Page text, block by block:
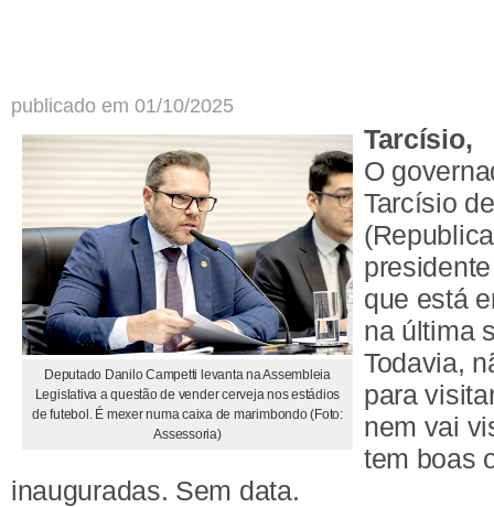
publicado em 01/10/2025
Deputado Danilo Campetti levanta na Assembleia
Legislativa a questão de vender cerveja nos estádios
de futebol. É mexer numa caixa de marimbondo (Foto:
Assessoria)
Tarcísio,
O
Tarcísio
que está
na última
Todavia,
para
nem vai
tem boas
inauguradas. Sem data.